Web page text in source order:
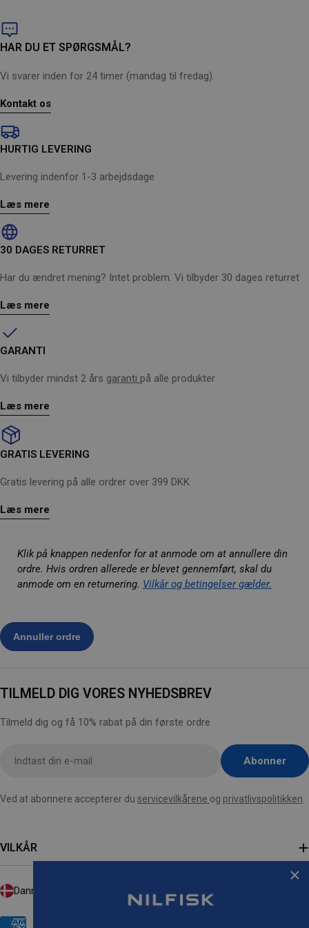
HAR DU ET SPØRGSMÅL?
Vi svarer inden for 24 timer (mandag til fredag).
Kontakt os
HURTIG LEVERING
Levering indenfor 1-3 arbejdsdage
Læs mere
30 DAGES RETURRET
Har du ændret mening? Intet problem. Vi tilbyder 30 dages returret
Læs mere
GARANTI
Vi tilbyder mindst 2 års garanti på alle produkter
Læs mere
GRATIS LEVERING
Gratis levering på alle ordrer over 399 DKK
Læs mere
Klik på knappen nedenfor for at anmode om at annullere din
ordre. Hvis ordren allerede er blevet gennemført, skal du
anmode om en returnering. Vilkår og betingelser gælder.
TILMELD DIG VORES NYHEDSBREV
Tilmeld dig og få 10% rabat på din første ordre
email
Abonner
Ved at abonnere accepterer du servicevilkårene og privatlivspolitikken
VILKÅR
L
Payment